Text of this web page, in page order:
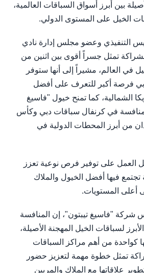
بين أبرز أسواق السباقات العالمية،
الخيل على المستوى الدولي.
التنفيذي وعضو مجلس إدارة نادي
تمثل جسراً أقوى بين اثنين من
في العالم، مشيراً إلى أنها ستوفر
فرصة أكبر للتعرف على أفضل
الشمالية، كما تمنح خيول "فاسيغ
في كرنفال سباقات دبي وكأس
من أبرز المحطات الدولية في
العمل على توفير فرص نوعية تعزز
فيها أفضل الخيول والملاك
أعلى المستويات.
شركة "فاسيغ تيبتون"، إن المنافسة
لسباقات الخيل المهجنة الأصيلة،
كواحدة من أهم مراكز السباقات
تمثل خطوة مهمة لتعزيز حضور
علاقاتها مع الملاك والمربين